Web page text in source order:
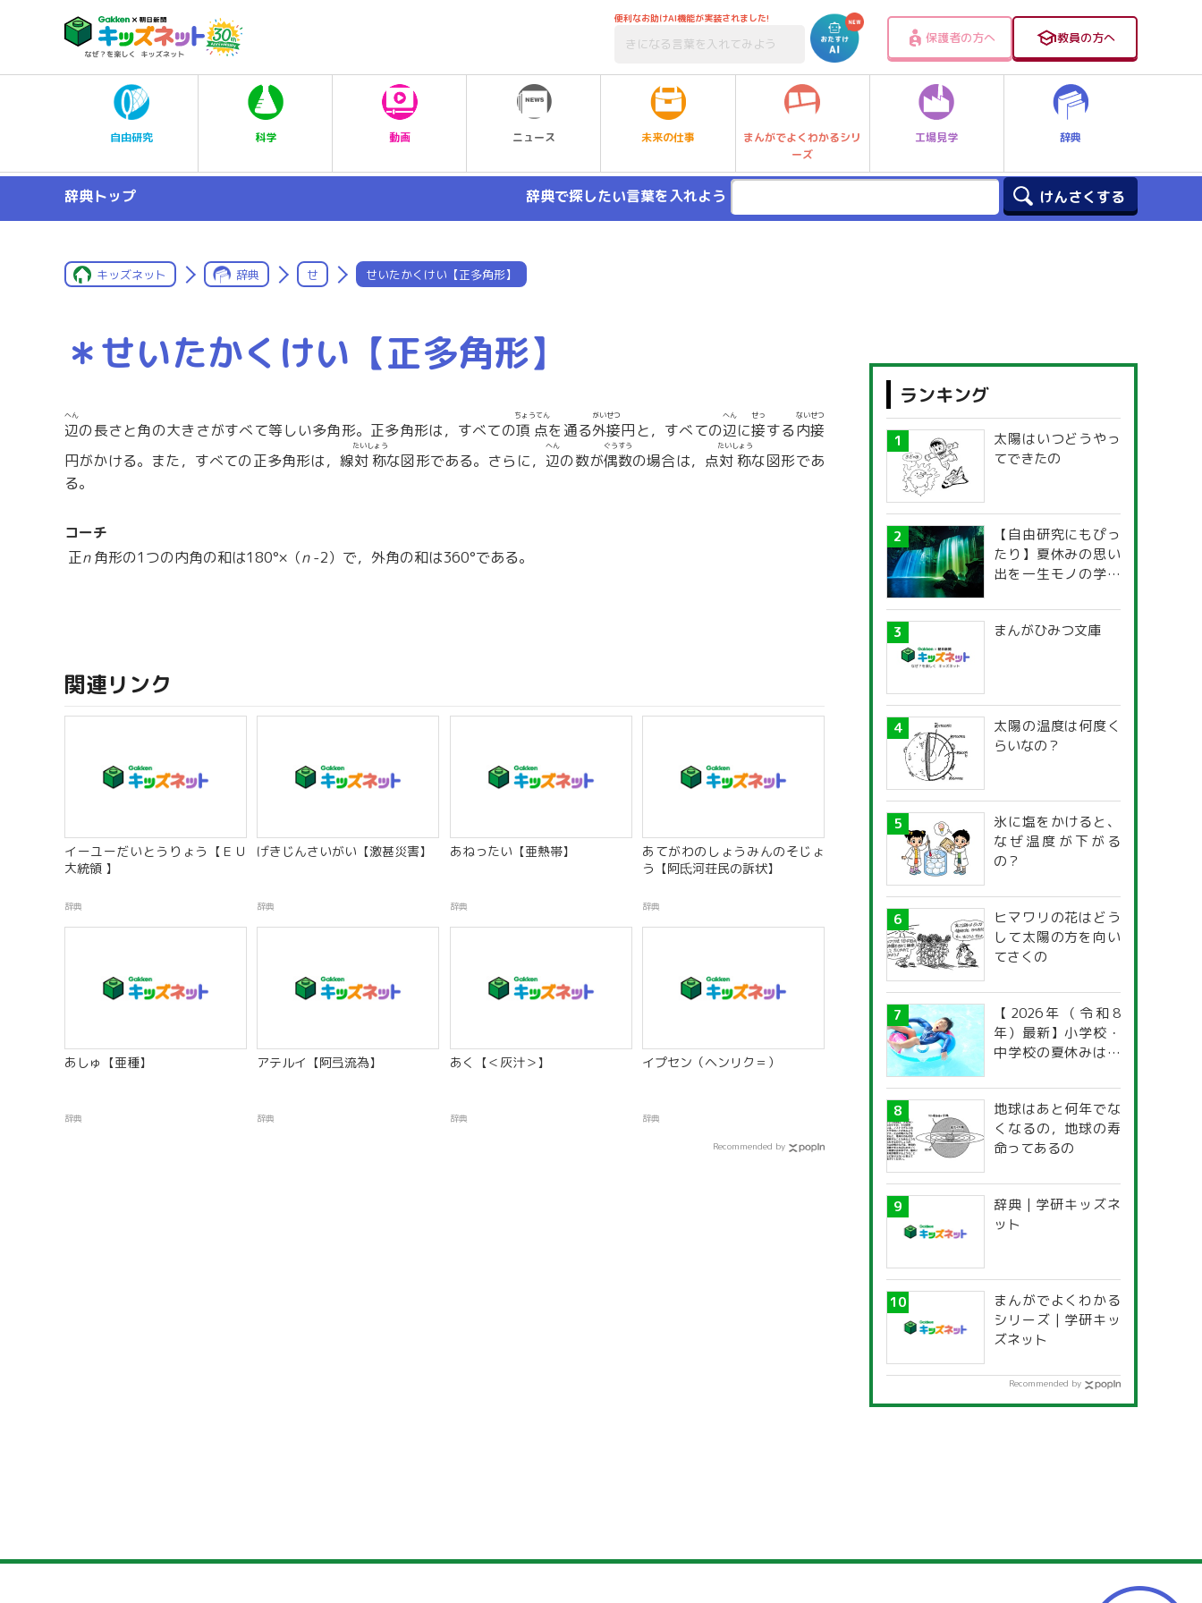
便利なお助けAI機能が実装されました!
保護者の方へ 教員の方へ
自由研究 科学 動画 ニュース 未来の仕事
まんがでよくわかるシリ
ーズ
工場見学 辞典
辞典トップ 辞典で探したい言葉を入れよう
キッズネット 辞典 せ せいたかくけい【正多角形】
＊せいたかくけい【正多角形】
辺
へん
の長さと角の大きさがすべて等しい多角形。正多角形は，すべての頂点
ちょうてん
を通る外接
がいせつ
円と，すべての辺
へん
に接
せっ
する内接
ないせつ
円がかける。また，すべての正多角形は，線対称
たいしょう
な図形である。さらに， 辺
へん
の数が偶数
ぐうすう
の場合は，点対称
たいしょう
な図形であ
る。
コーチ
正n角形の1つの内角の和は180°×（n-2）で，外角の和は360°である。
関連リンク
イーユーだいとうりょう【ＥＵ
大統領 】
辞典
げきじんさいがい【激甚災害】
辞典
あねったい【亜熱帯】
辞典
あてがわのしょうみんのそじょ
う【阿氐河荘民の訴状】
辞典
あしゅ【亜種】
辞典
アテルイ【阿弖流為】
辞典
あく【＜灰汁＞】
辞典
イプセン（ヘンリク＝）
辞典
Recommended by
ランキング
太陽はいつどうやっ
てできたの
【自由研究にもぴっ
たり】夏休みの思い
出を一生モノの学び
探究ガイド
まんがひみつ文庫
太陽の温度は何度く
らいなの？
氷に塩をかけると、
なぜ温度が下がる
の？
ヒマワリの花はどう
して太陽の方を向い
てさくの
【2026年（令和8
年）最新】小学校・
中学校の夏休みはい
道府県別「夏季休暇
一覧」
地球はあと何年でな
くなるの，地球の寿
命ってあるの
辞典 | 学研キッズネ
ット
まんがでよくわかる
シリーズ | 学研キッ
ズネット
Recommended by